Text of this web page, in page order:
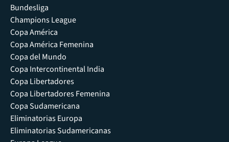
Bundesliga
Champions League
Copa América
Copa América Femenina
Copa del Mundo
Copa Intercontinental India
Copa Libertadores
Copa Libertadores Femenina
Copa Sudamericana
Eliminatorias Europa
Eliminatorias Sudamericanas